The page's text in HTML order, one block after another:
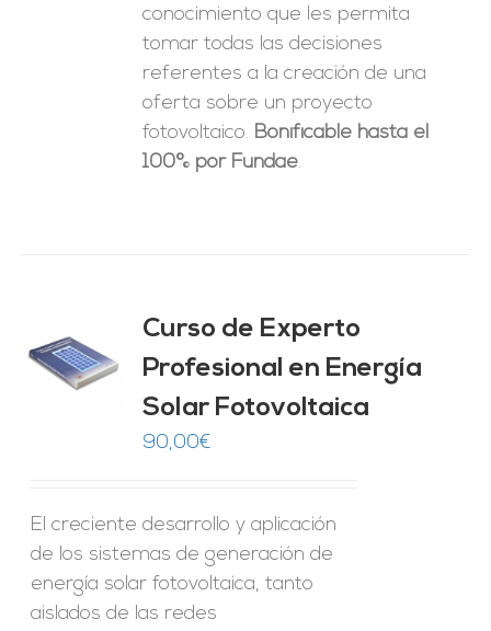
conocimiento que les permita
tomar todas las decisiones
referentes a la creación de una
oferta sobre un proyecto
fotovoltaico. Bonificable hasta el
100% por Fundae.
Curso de Experto
Profesional en Energía
Solar Fotovoltaica
90,00€
El creciente desarrollo y aplicación
de los sistemas de generación de
energía solar fotovoltaica, tanto
aislados de las redes